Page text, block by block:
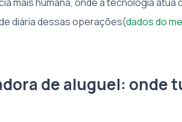
mais humana, onde a tecnologia atua
diária dessas operações(dados do
de aluguel: onde